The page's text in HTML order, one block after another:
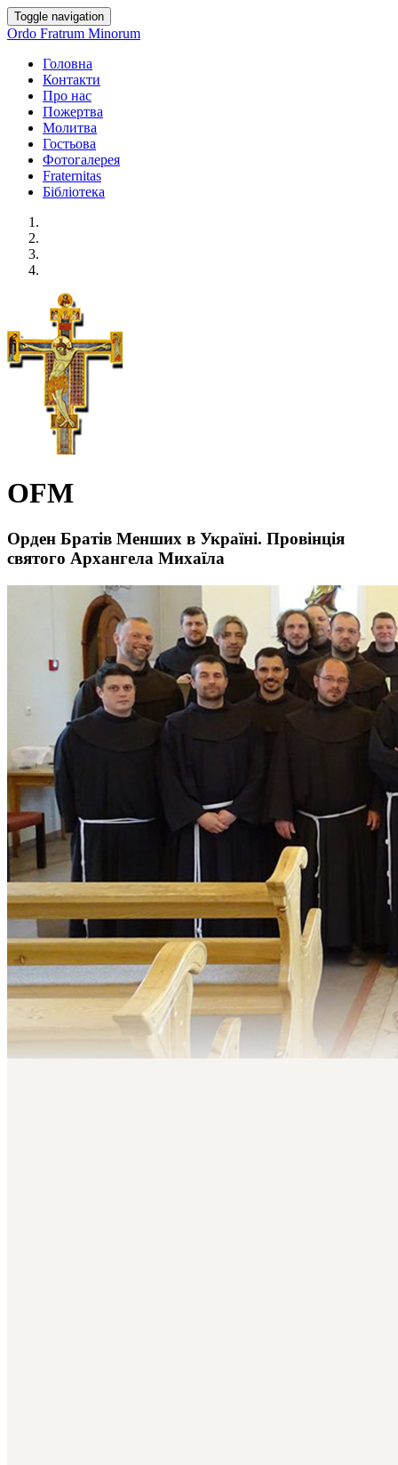
Toggle navigation
Ordo Fratrum Minorum
Головна
Контакти
Про нас
Пожертва
Молитва
Гостьова
Фотогалерея
Fraternitas
Бібліотека
OFM
Орден Братів Менших в Україні. Провінція
святого Архангела Михаїла